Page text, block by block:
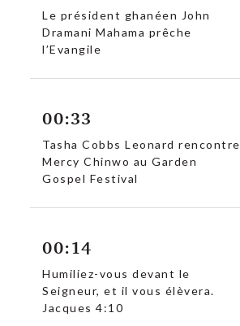
Le président ghanéen John
Dramani Mahama prêche
l’Evangile
00:33
Tasha Cobbs Leonard rencontre
Mercy Chinwo au Garden
Gospel Festival
00:14
Humiliez-vous devant le
Seigneur, et il vous élèvera.
Jacques 4:10